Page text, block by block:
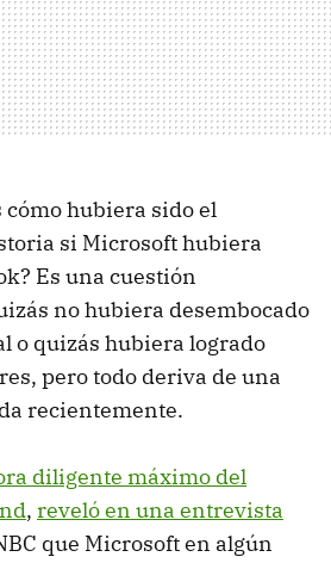
cómo hubiera sido el
si Microsoft hubiera
Es una cuestión
no hubiera desembocado
o quizás hubiera logrado
pero todo deriva de una
recientemente.
diligente máximo del
, reveló en una entrevista
que Microsoft en algún